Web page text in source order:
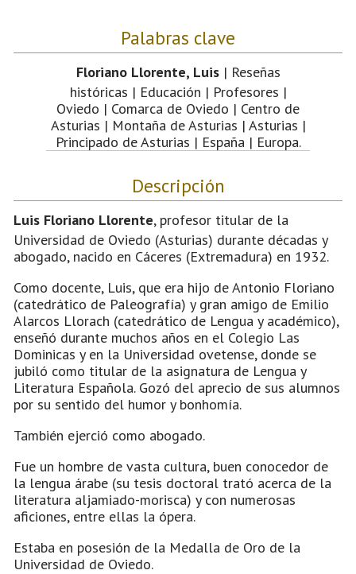
Palabras clave
Floriano Llorente, Luis| Reseñas
históricas | Educación | Profesores |
Oviedo | Comarca de Oviedo | Centro de
Asturias | Montaña de Asturias | Asturias |
Principado de Asturias | España | Europa.
Descripción
Luis Floriano Llorente, profesor titular de la
Universidad de Oviedo (Asturias) durante décadas y
abogado, nacido en Cáceres (Extremadura) en 1932.
Como docente, Luis, que era hijo de Antonio Floriano
(catedrático de Paleografía) y gran amigo de Emilio
Alarcos Llorach (catedrático de Lengua y académico),
enseñó durante muchos años en el Colegio Las
Dominicas y en la Universidad ovetense, donde se
jubiló como titular de la asignatura de Lengua y
Literatura Española. Gozó del aprecio de sus alumnos
por su sentido del humor y bonhomía.
También ejerció como abogado.
Fue un hombre de vasta cultura, buen conocedor de
la lengua árabe (su tesis doctoral trató acerca de la
literatura aljamiado-morisca) y con numerosas
aficiones, entre ellas la ópera.
Estaba en posesión de la Medalla de Oro de la
Universidad de Oviedo.